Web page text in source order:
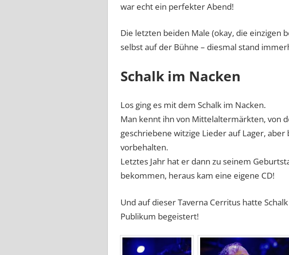
war echt ein perfekter Abend!
Die letzten beiden Male (okay, die einzigen
selbst auf der Bühne – diesmal stand
Schalk im Nacken
Los ging es mit dem Schalk im Nacken.
Man kennt ihn von Mittelaltermärkten, von
geschriebene witzige Lieder auf Lager,
vorbehalten.
Letztes Jahr hat er dann zu seinem
bekommen, heraus kam eine eigene CD!
Und auf dieser Taverna Cerritus hatte
Publikum begeistert!